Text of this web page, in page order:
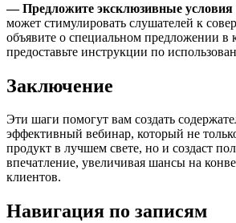
— Предложите эксклюзивные условия
может стимулировать слушателей к
объявите о специальном предложении в
предоставьте инструкции по
Заключение
Эти шаги помогут вам создать
эффективный вебинар, который не
продукт в лучшем свете, но и создаст
впечатление, увеличивая шансы на
клиентов.
Навигация по записям